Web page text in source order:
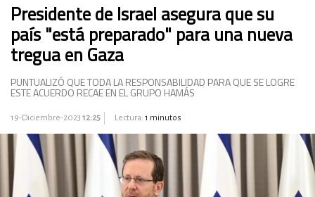
Presidente de Israel asegura que su
país "está preparado" para una nueva
tregua en Gaza
PUNTUALIZÓ QUE TODA LA RESPONSABILIDAD PARA QUE SE LOGRE
ESTE ACUERDO RECAE EN EL GRUPO HAMÁS
19-Diciembre-2023 12:25 Lectura: 1 minutos